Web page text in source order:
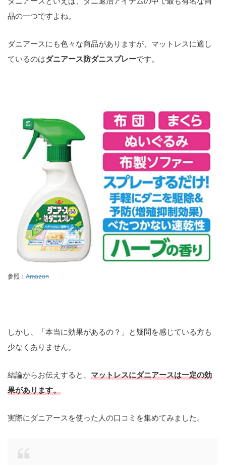
品の一つですよね。
ダニアースにも色々な商品がありますが、マットレスに適し
ているのはダニアース防ダニスプレーです。
参照： Amazon
しかし、「本当に効果があるの？」と疑問を感じている方も
少なくありません。
結論からお伝えすると、 マットレスにダニアースは一定の効
果があります。
実際にダニアースを使った人の口コミを集めてみました。